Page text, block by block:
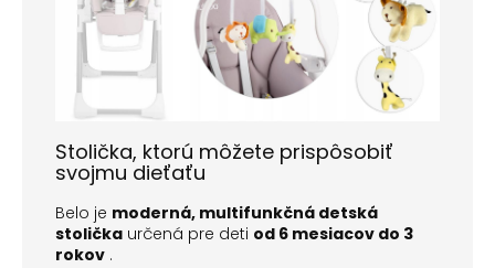
Stolička, ktorú môžete prispôsobiť
svojmu dieťaťu
Belo je moderná, multifunkčná detská
stolička určená pre deti od 6 mesiacov do 3
rokov .